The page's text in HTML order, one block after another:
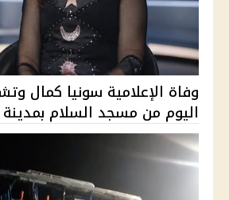
وفاة الإعلامية سونيا كمال
اليوم من مسجد السلام